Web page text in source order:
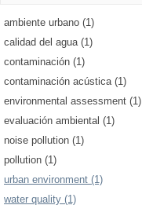
ambiente urbano (1)
calidad del agua (1)
contaminación (1)
contaminación acústica (1)
environmental assessment (1)
evaluación ambiental (1)
noise pollution (1)
pollution (1)
urban environment (1)
water quality (1)